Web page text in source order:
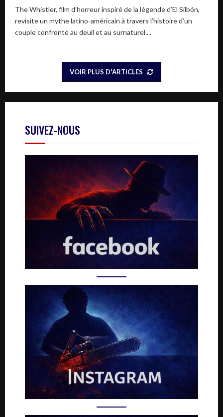
The Whistler, film d’horreur inspiré de la légende d’El Silbón,
revisite un mythe latino-américain à travers l’histoire d’un
couple confronté au deuil et au surnaturel....
VOIR PLUS D'ARTICLES
SUIVEZ-NOUS